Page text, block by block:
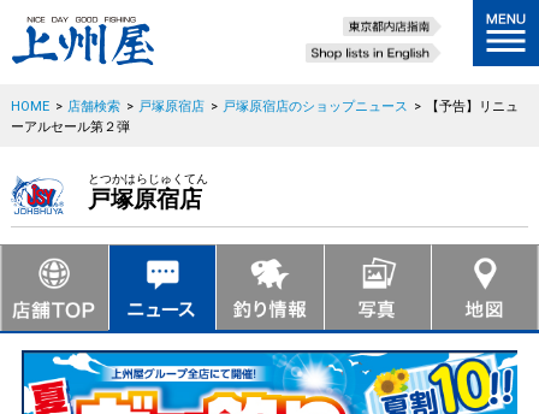
HOME > 店舗検索 > 戸塚原宿店 > 戸塚原宿店のショップニュース >
【予告】リニュ
ーアルセール第２弾
とつかはらじゅくてん
戸塚原宿店